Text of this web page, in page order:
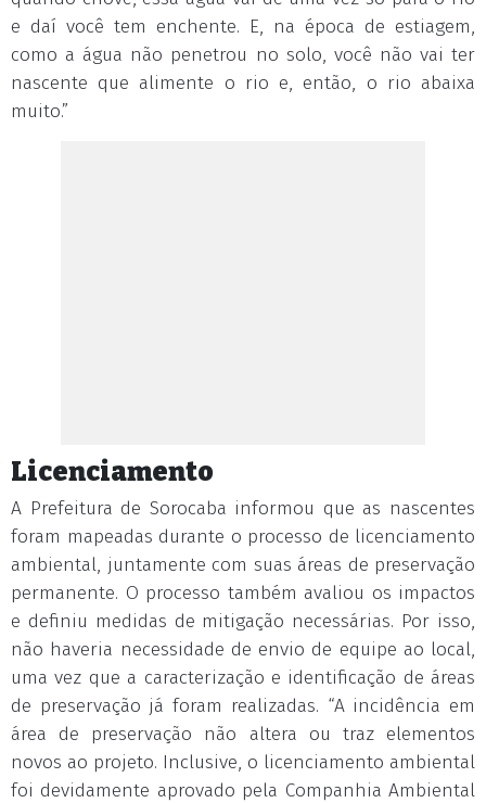
e daí você tem enchente. E, na época de estiagem,
como a água não penetrou no solo, você não vai ter
nascente que alimente o rio e, então, o rio abaixa
muito.”
Licenciamento
A Prefeitura de Sorocaba informou que as nascentes
foram mapeadas durante o processo de licenciamento
ambiental, juntamente com suas áreas de preservação
permanente. O processo também avaliou os impactos
e definiu medidas de mitigação necessárias. Por isso,
não haveria necessidade de envio de equipe ao local,
uma vez que a caracterização e identificação de áreas
de preservação já foram realizadas. “A incidência em
área de preservação não altera ou traz elementos
novos ao projeto. Inclusive, o licenciamento ambiental
foi devidamente aprovado pela Companhia Ambiental